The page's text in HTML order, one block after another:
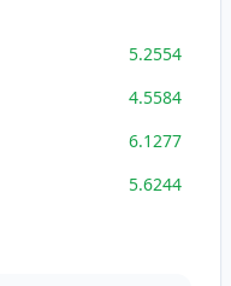
5.2554
4.5584
6.1277
5.6244